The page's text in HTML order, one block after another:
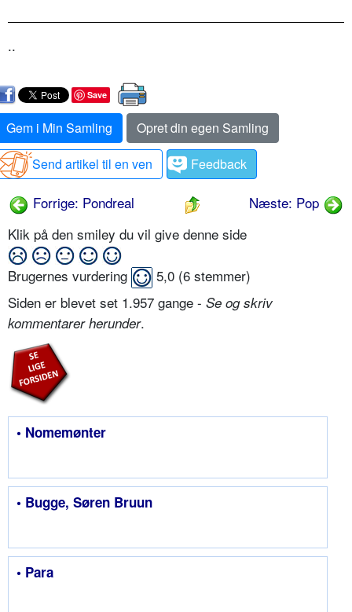
..
Save
Gem i Min Samling
Opret din egen Samling
Send artikel til en ven
Feedback
Forrige: Pondreal
Næste: Pop
Klik på den smiley du vil give denne side
Brugernes vurdering 5,0 (6 stemmer)
Siden er blevet set 1.957 gange - Se og skriv
kommentarer herunder.
• Nomemønter
• Bugge, Søren Bruun
• Para